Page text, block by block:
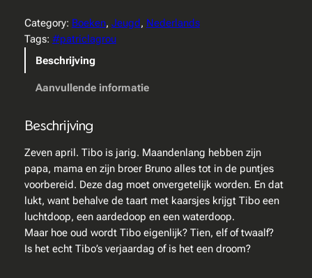
r
i
r
o
u
–
T
i
b
o
Category: Boeken, Jeugd, Nederlands
Tags: #patriclagrou
Beschrijving
Aanvullende informatie
Beschrijving
Zeven april. Tibo is jarig. Maandenlang hebben zijn
papa, mama en zijn broer Bruno alles tot in de puntjes
voorbereid. Deze dag moet onvergetelijk worden. En dat
lukt, want behalve de taart met kaarsjes krijgt Tibo een
luchtdoop, een aardedoop en een waterdoop.
Maar hoe oud wordt Tibo eigenlijk? Tien, elf of twaalf?
Is het echt Tibo’s verjaardag of is het een droom?